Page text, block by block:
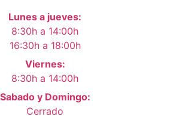
Lunes a jueves:
8:30h a 14:00h
16:30h a 18:00h
Viernes:
8:30h a 14:00h
Sabado y Domingo:
Cerrado